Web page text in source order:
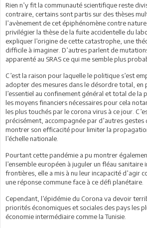
Rien n’y fit la communauté scientifique reste
contraire, certains sont partis sur des thèses
l’avènement de cet épiphénomène contre
privilégier la thèse de la fuite accidentelle du
expliquer l’origine de cette catastrophe, une
difficile à imaginer. D’autres parlent de
apparenté au SRAS ce qui me semble plus
C’est la raison pour laquelle le politique s’est
adopter des mesures dans le désordre total, en
l’essentiel au confinement général et total de la
les moyens financiers nécessaires pour cela
les plus touchés par le corona virus à ce jour.
précisément, accompagnée par d’autres gestes
montrer son efficacité pour limiter la
l’échelle nationale.
Pourtant cette pandémie a pu montrer
l’ensemble européen à juguler un fléau sanitaire
frontières, elle a mis à nu leur incapacité d’agir
une réponse commune face à ce défi planétaire.
Cependant, l’épidémie du Corona va devoir
priorités économiques et sociales des pays les
économie intermédiaire comme la Tunisie.